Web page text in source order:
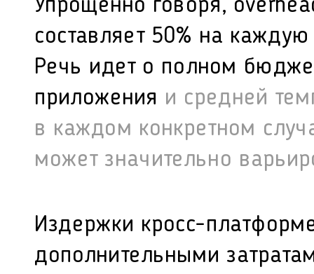
Упрощенно говоря,
составляет 50% на
Речь идет о полном
приложения и средней
в каждом конкретном
может значительно
Издержки кросс-
дополнительными